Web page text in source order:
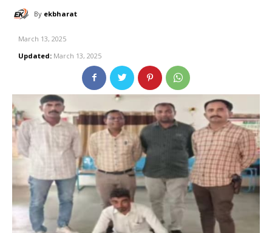
By ekbharat
March 13, 2025
Updated: March 13, 2025